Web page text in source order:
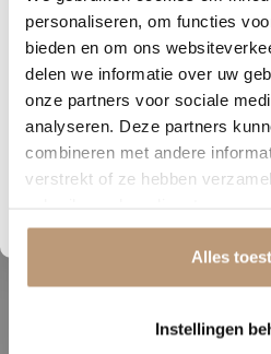
Nu tijdelijk
jouw
Vraag snel een offerte
Bekijk plak
personaliseren, om functies
bieden en om ons
delen we informatie over uw
onze partners voor sociale
analyseren. Deze partners
combineren met andere
verstrekt of ze hebben
Alles
Instellingen
van woonkamers tot slaapkamers.
Kies voor de perfecte combinatie van
visgraat laminaat!
Gerelateerde